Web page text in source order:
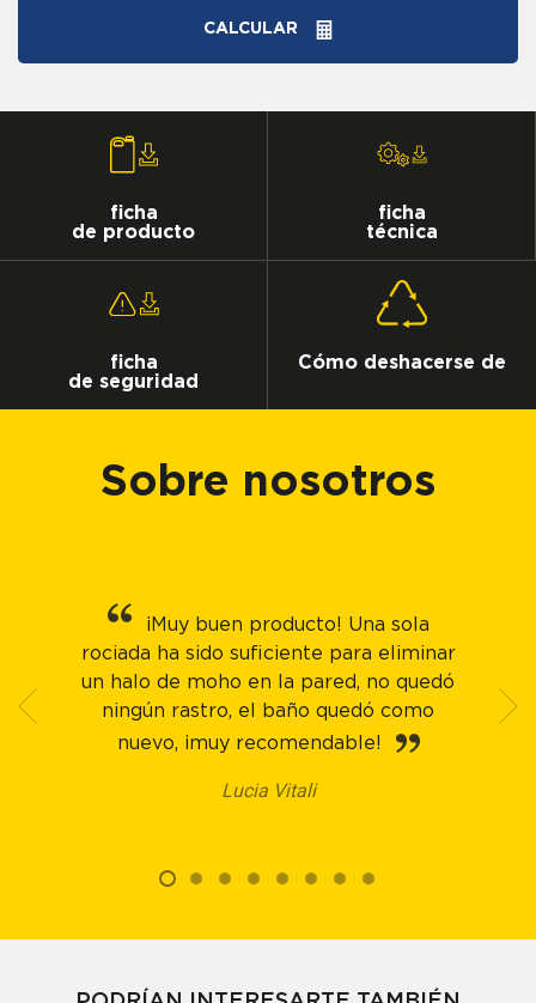
CALCULAR
ficha
de producto
ficha
técnica
ficha
de seguridad
Cómo deshacerse de
Sobre nosotros
¡Muy buen producto! Una sola
rociada ha sido suficiente para eliminar
un halo de moho en la pared, no quedó
ningún rastro, el baño quedó como
nuevo, ¡muy recomendable!
Lucia Vitali